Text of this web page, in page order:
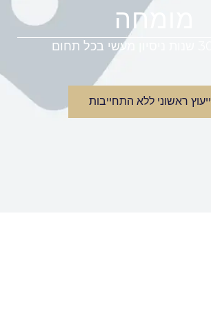
מומחה
ייעוץ ראשוני ללא התחייבות